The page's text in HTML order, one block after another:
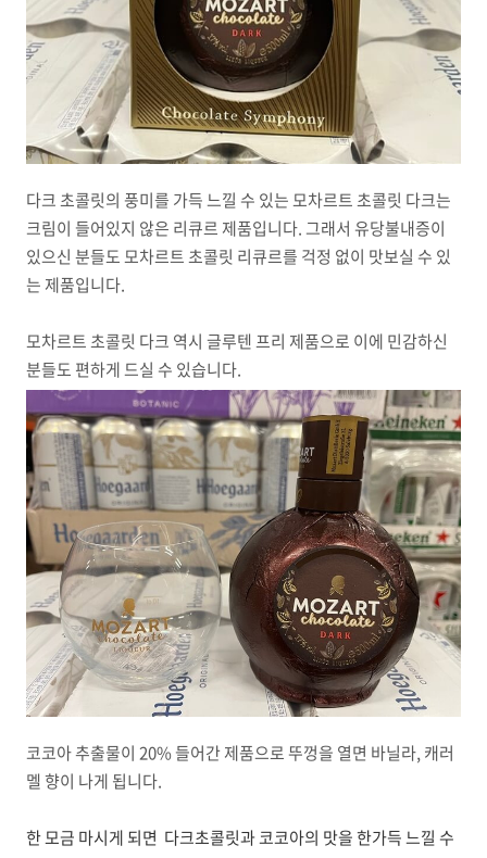
다크 초콜릿의 풍미를 가득 느낄 수 있는 모차르트 초콜릿 다크는
크림이 들어있지 않은 리큐르 제품입니다. 그래서 유당불내증이
있으신 분들도 모차르트 초콜릿 리큐르를 걱정 없이 맛보실 수 있
는 제품입니다.
모차르트 초콜릿 다크 역시 글루텐 프리 제품으로 이에 민감하신
분들도 편하게 드실 수 있습니다.
코코아 추출물이 20% 들어간 제품으로 뚜껑을 열면 바닐라, 캐러
멜 향이 나게 됩니다.
한 모금 마시게 되면 다크초콜릿과 코코아의 맛을 한가득 느낄 수